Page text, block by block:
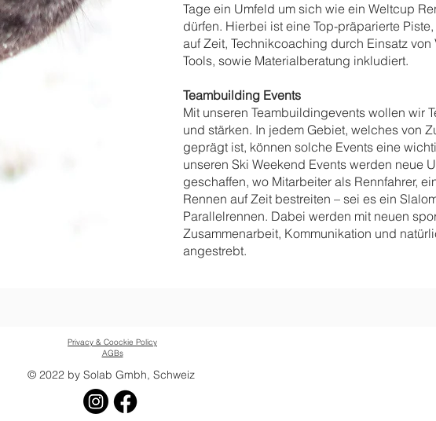
Tage ein Umfeld um sich wie ein Weltcup
dürfen. Hierbei ist eine Top-präparierte
auf Zeit, Technikcoaching durch Einsatz
Tools, sowie Materialberatung inkludiert.
Teambuilding Events
Mit unseren Teambuildingevents wollen wir
und stärken. In jedem Gebiet, welches von
geprägt ist, können solche Events eine
unseren Ski Weekend Events werden neue
geschaffen, wo Mitarbeiter als Rennfahrer,
Rennen auf Zeit bestreiten – sei es ein
Parallelrennen. Dabei werden mit neuen
Zusammenarbeit, Kommunikation und
angestrebt.
Privacy & Coockie Policy
AGBs
© 2022 by Solab Gmbh, Schweiz